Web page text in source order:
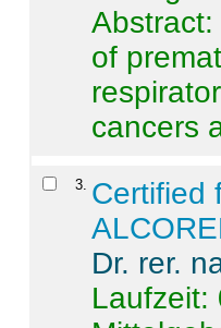
Abstract:
of
cancers
3 Certified
Dr. rer.
Laufzeit: